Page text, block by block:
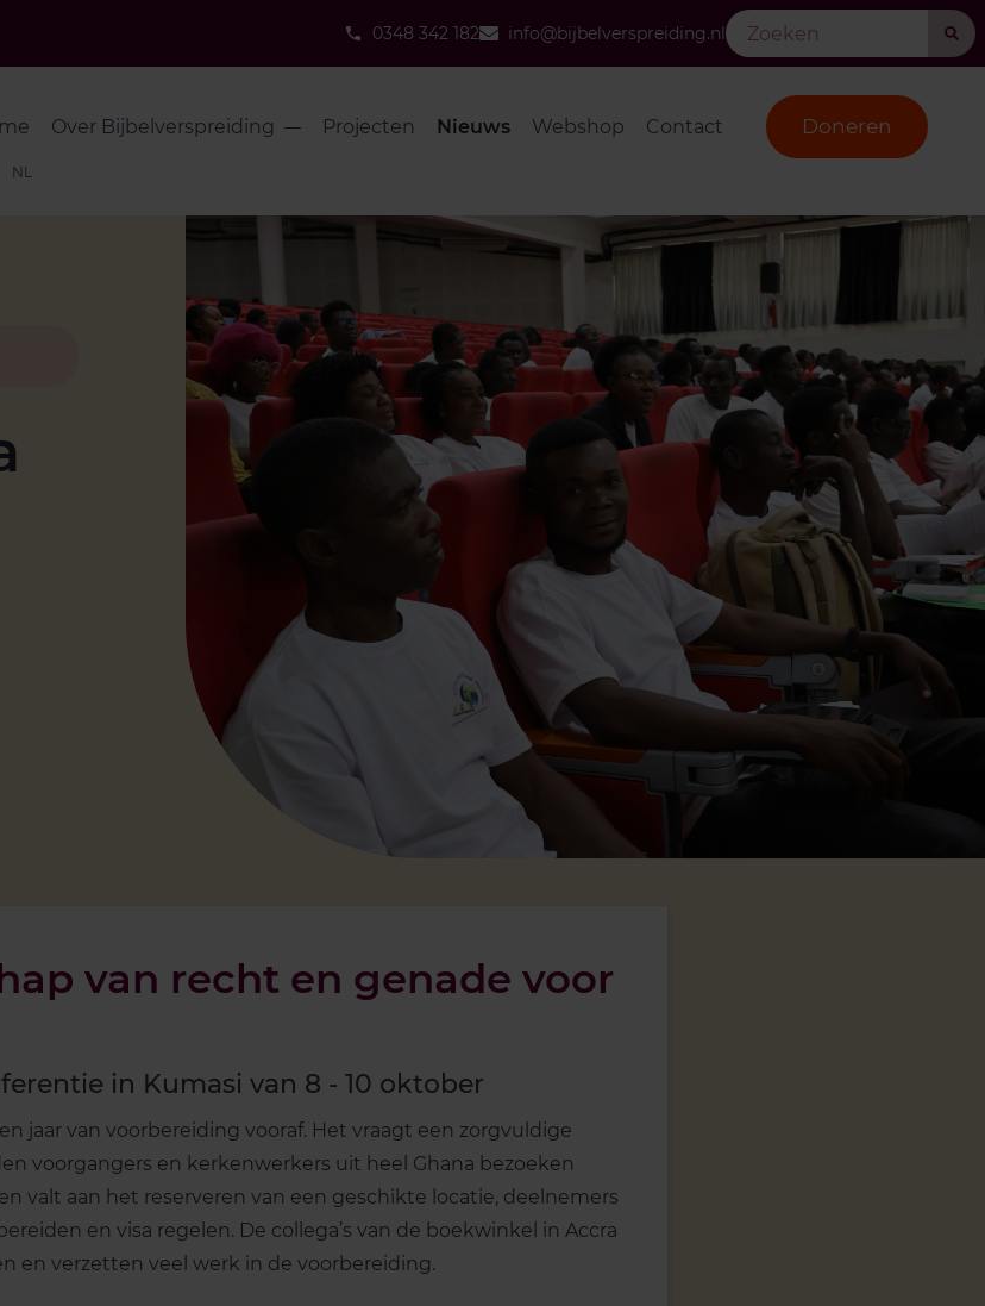
0348 342 182 info@bijbelverspreiding.nl
Over Bijbelverspreiding Projecten Nieuws Webshop Contact Doneren
NL
van recht en genade voor
in Kumasi van 8 - 10 oktober
jaar van voorbereiding vooraf. Het vraagt een zorgvuldige
voorgangers en kerkenwerkers uit heel Ghana bezoeken
valt aan het reserveren van een geschikte locatie, deelnemers
en visa regelen. De collega’s van de boekwinkel in Accra
en verzetten veel werk in de voorbereiding.